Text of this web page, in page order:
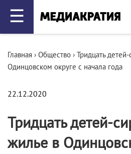
☰
Главная › Общество › Тридцать
Одинцовском округе с начала года
22.12.2020
Тридцать детей-
жилье в